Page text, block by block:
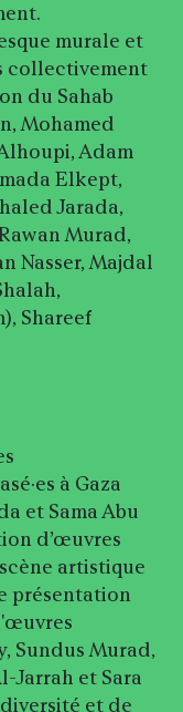
murale et
collectivement
du Sahab
Mohamed
Adam
Elkept,
Jarada,
Murad,
Nasser, Majdal
Shareef
à Gaza
et Sama Abu
d’œuvres
artistique
présentation
Sundus Murad,
Jarrah et Sara
et de